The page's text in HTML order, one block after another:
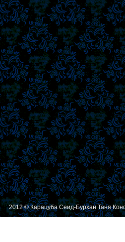
2012 © Карацуба Сеид-Бурхан Таня